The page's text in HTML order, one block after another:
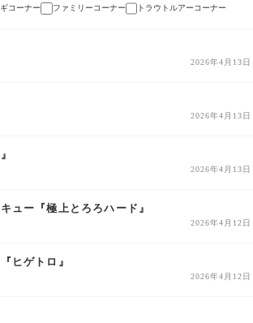
コーナー ファミリーコーナー
トラウトルアーコーナー
2026年4月13日
2026年4月13日
2026年4月13日
ュー『極上とろろハード』
2026年4月12日
ヒゲトロ』
2026年4月12日